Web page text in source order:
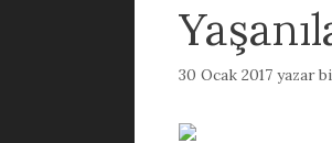
30 Ocak 2017 yazar